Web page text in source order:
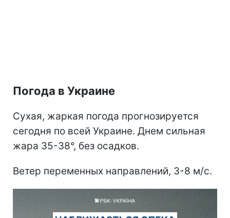
Погода в Украине
Сухая, жаркая погода прогнозируется
сегодня по всей Украине. Днем сильная
жара 35-38°, без осадков.
Ветер переменных направлений, 3-8 м/с.